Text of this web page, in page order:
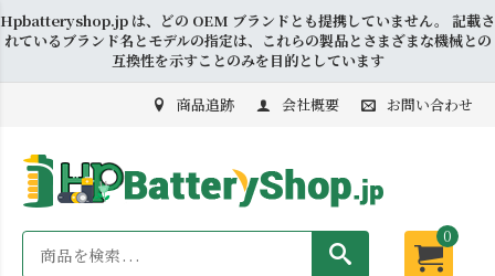
Hpbatteryshop.jp は、どの OEM ブランドとも提携していません。 記載さ
れているブランド名とモデルの指定は、これらの製品とさまざまな機械との
互換性を示すことのみを目的としています
商品追跡 会社概要 お問い合わせ
0